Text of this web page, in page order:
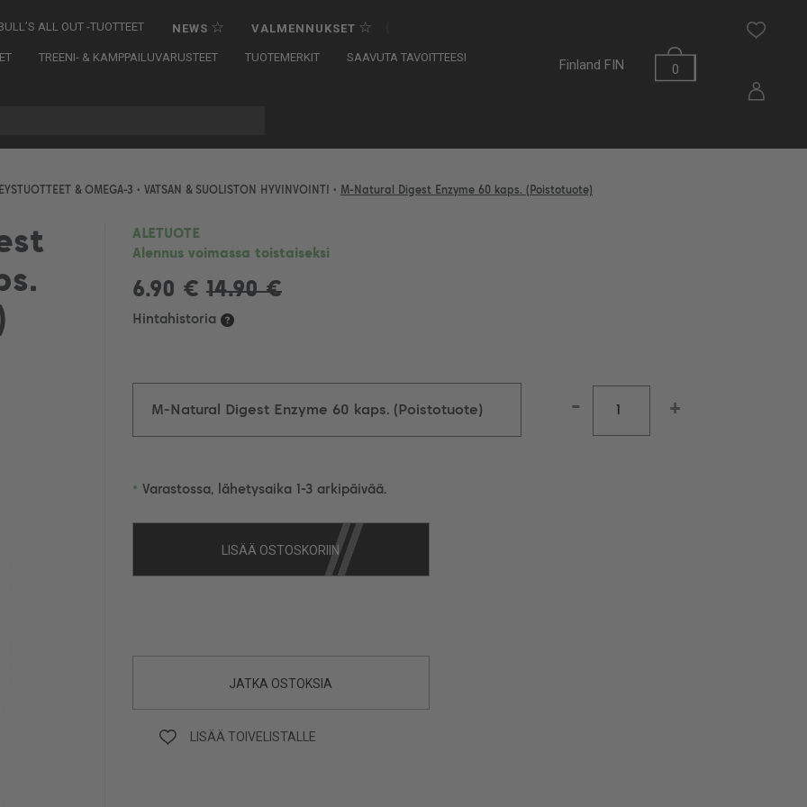
ALL OUT -TUOTTEET NEWS ☆ VALMENNUKSET ☆
TREENI- & KAMPPAILUVARUSTEET TUOTEMERKIT SAAVUTA TAVOITTEESI
0
Finland FIN
& OMEGA-3 • VATSAN & SUOLISTON HYVINVOINTI • M-Natural Digest Enzyme 60 kaps. (Poistotuote)
- +
M-Natural Digest Enzyme 60 kaps. (Poistotuote)
ALETUOTE
Alennus voimassa toistaiseksi
6.90 € 14.90 €
Hintahistoria
LISÄÄ OSTOSKORIIN
• Varastossa, lähetysaika 1-3 arkipäivää.
JATKA OSTOKSIA
LISÄÄ TOIVELISTALLE